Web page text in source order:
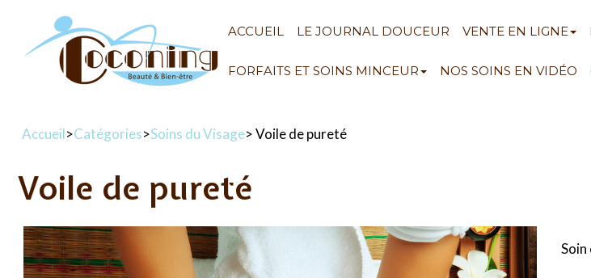
ACCUEIL LE JOURNAL DOUCEUR VENTE EN LIGNE
FORFAITS ET SOINS MINCEUR NOS SOINS EN VIDÉO
Accueil>Catégories>Soins du Visage> Voile de pureté
Voile de pureté